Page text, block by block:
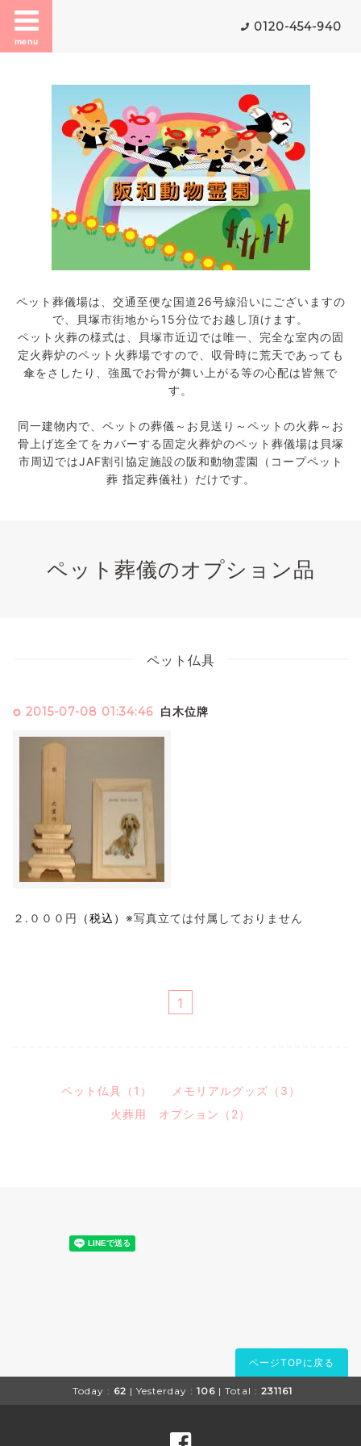
menu
0120-454-940
ペット葬儀場は、交通至便な国道26号線沿いにございますの
で、貝塚市街地から15分位でお越し頂けます。
ペット火葬の様式は、貝塚市近辺では唯一、完全な室内の固
定火葬炉のペット火葬場ですので、収骨時に荒天であっても
傘をさしたり、強風でお骨が舞い上がる等の心配は皆無で
す。
同一建物内で、ペットの葬儀～お見送り～ペットの火葬～お
骨上げ迄全てをカバーする固定火葬炉のペット葬儀場は貝塚
市周辺ではJAF割引協定施設の阪和動物霊園（コープペット
葬 指定葬儀社）だけです。
ペット葬儀のオプション品
ペット仏具
2015-07-08 01:34:46 白木位牌
２.０００円 （税込） ※写真立ては付属しておりません
1
ペット仏具（1）
メモリアルグッズ（3）
火葬用 オプション（2）
ページTOPに戻る
Today : 62 | Yesterday : 106 | Total : 231161